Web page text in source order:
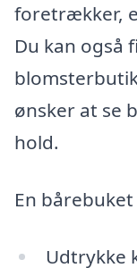
foretrækker,
Du kan også
ønsker at se
hold.
En
Udtrykke